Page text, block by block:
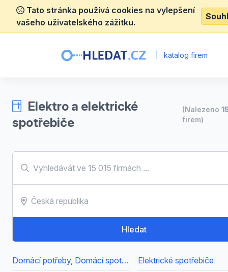
Tato stránka používá cookies na vylepšení
vašeho uživatelského zážitku.
katalog firem
Elektro a elektrické
spotřebiče
(Nalezeno
firem)
Hledat
Domácí potřeby, Domácí spotřebiče Elektrické spotřebiče